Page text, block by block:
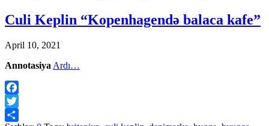
Culi Keplin “Kopenhagendə balaca kafe”
April 10, 2021
Annotasiya Ardı…
Facebook
Twitter